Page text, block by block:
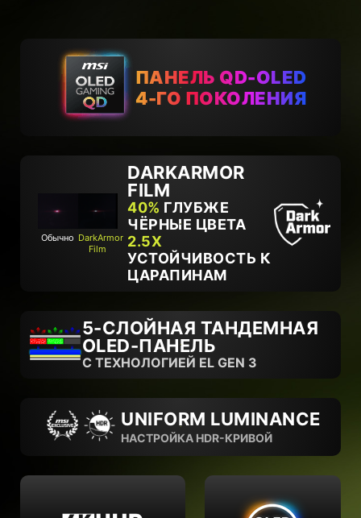
ПАНЕЛЬ QD-OLED
4-ГО ПОКОЛЕНИЯ
Обычно DarkArmor
Film
DARKARMOR
FILM
40% ГЛУБЖЕ
ЧЁРНЫЕ ЦВЕТА
2.5X
УСТОЙЧИВОСТЬ К
ЦАРАПИНАМ
5-СЛОЙНАЯ ТАНДЕМНАЯ
OLED-ПАНЕЛЬ
С ТЕХНОЛОГИЕЙ EL GEN 3
UNIFORM LUMINANCE
НАСТРОЙКА HDR-КРИВОЙ